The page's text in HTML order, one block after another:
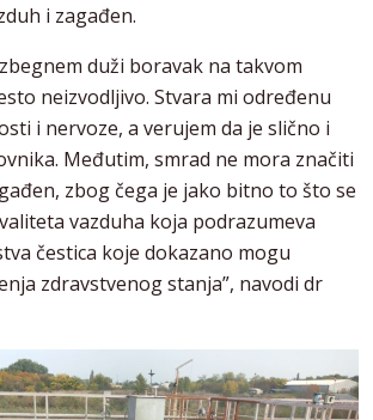
i zagađen.
duži boravak na takvom
neizvodljivo. Stvara mi određenu
i nervoze, a verujem da je slično i
Međutim, smrad ne mora značiti
zbog čega je jako bitno to što se
vazduha koja podrazumeva
čestica koje dokazano mogu
zdravstvenog stanja”, navodi dr